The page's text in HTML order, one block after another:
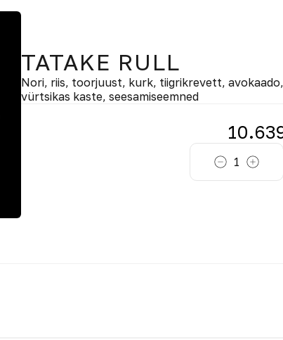
TATAKE RULL
Nori, riis, toorjuust, kurk, tiigrikrevett,
vürtsikas kaste, seesamiseemned
1